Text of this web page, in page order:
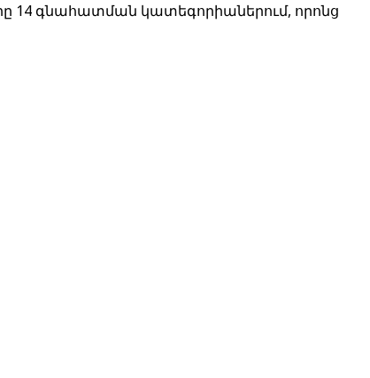
14 գնահատման կատեգորիաներում, որոնց